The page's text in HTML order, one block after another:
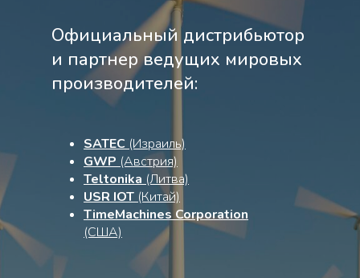
Официальный дистрибьютор
и партнер ведущих мировых
производителей:
SATEC (Израиль)
GWP (Австрия)
Teltonika (Литва)
USR IOT (Китай)
TimeMachines Corporation
(США)